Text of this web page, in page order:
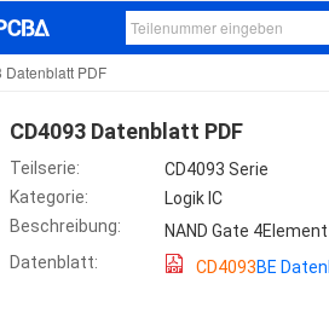
Datenblatt PDF
CD4093 Datenblatt PDF
Teilserie:
CD4093 Serie
Kategorie:
Logik IC
Beschreibung:
NAND Gate
Datenblatt:
CD4093BE